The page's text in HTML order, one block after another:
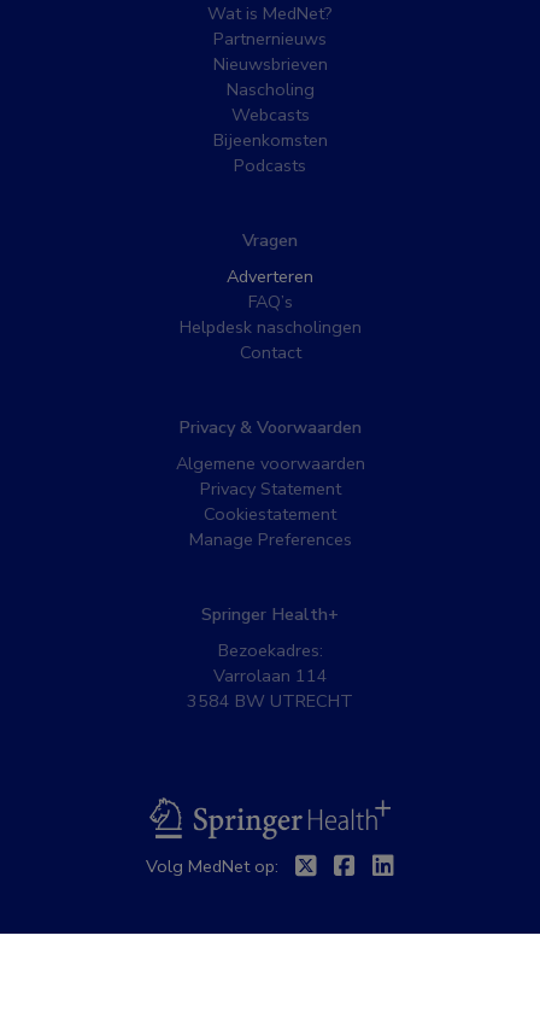
Wat is MedNet?
Partnernieuws
Nieuwsbrieven
Nascholing
Webcasts
Bijeenkomsten
Podcasts
Vragen
Adverteren
FAQ’s
Helpdesk nascholingen
Contact
Privacy & Voorwaarden
Algemene voorwaarden
Privacy Statement
Cookiestatement
Manage Preferences
Springer Health+
Bezoekadres:
Varrolaan 114
3584 BW UTRECHT
BSL
Volg MedNet op: TwitterFacebook
Linkedin